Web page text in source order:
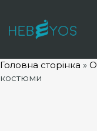
Головна сторінка »
костюми